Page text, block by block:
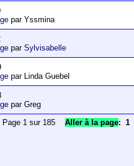
par Yssmina
parSylvisabelle
par Linda Guebel
par Greg
Page 1 sur 185 Aller à la page: 1